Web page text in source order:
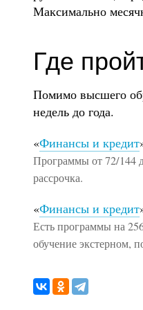
Максимально
Где
Помимо высшего
недель до года.
«Финансы и кредит
Программы от 72/144
рассрочка.
«Финансы и кредит
Есть программы на
обучение экстерном,